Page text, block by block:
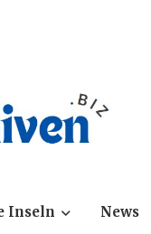
Inseln News